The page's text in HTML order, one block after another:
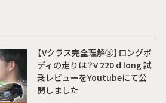
【Vクラス完全理解③】ロングボ
ディの走りは？V 220 d long 試
乗レビューをYoutubeにて公
開しました